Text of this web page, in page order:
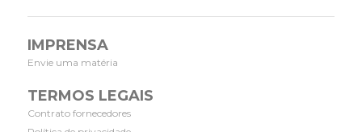
IMPRENSA
Envie uma matéria
TERMOS LEGAIS
Contrato fornecedores